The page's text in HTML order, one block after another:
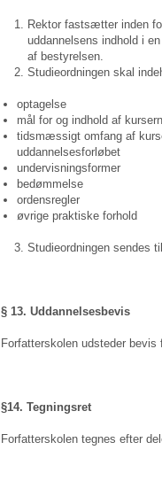
Rektor fastsætter inden
uddannelsens indhold i
af bestyrelsen.
Studieordningen skal
optagelse
mål for og indhold af
tidsmæssigt omfang af
uddannelsesforløbet
undervisningsformer
bedømmelse
ordensregler
øvrige praktiske forhold
Studieordningen sendes
§ 13. Uddannelsesbevis
Forfatterskolen udsteder
§14. Tegningsret
Forfatterskolen tegnes efter